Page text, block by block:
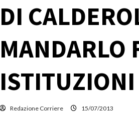
DI
MANDARLO
ISTITUZIONI
Redazione Corriere 15/07/2013